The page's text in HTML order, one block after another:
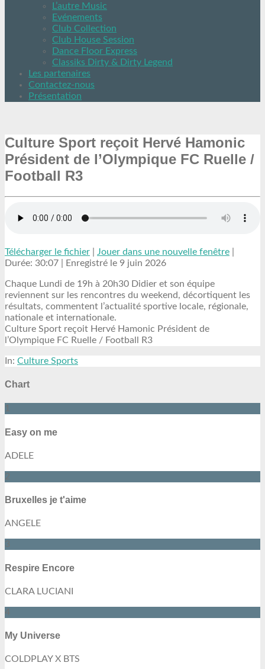
L’autre Music
Evénements
Club Collection
Club House Session
Dance Floor Express
Classiks Dirty & Dirty Legend
Les partenaires
Contactez-nous
Présentation
Culture Sport reçoit Hervé Hamonic
Président de l’Olympique FC Ruelle /
Football R3
Télécharger le fichier Jouer dans une nouvelle fenêtre
Durée: 30:07
Enregistré le 9 juin 2026
Chaque Lundi de 19h à 20h30 Didier et son équipe
reviennent sur les rencontres du weekend, décortiquent les
résultats, commentent l’actualité sportive locale, régionale,
nationale et internationale.
Culture Sport reçoit Hervé Hamonic Président de
l’Olympique FC Ruelle / Football R3
In: Culture Sports
Chart
1
Easy on me
ADELE
2
Bruxelles je t'aime
ANGELE
3
Respire Encore
CLARA LUCIANI
4
My Universe
COLDPLAY X BTS